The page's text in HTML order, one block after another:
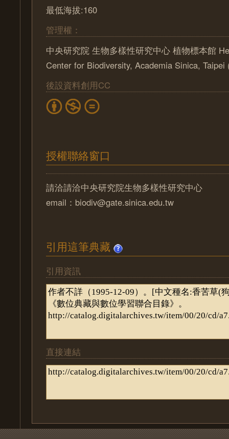
最低海拔:160
管理權：
中央研究院 生物多樣性研究中心 植物標本館
Center for Biodiversity, Academia Sinica, Taipei
後設資料創用CC
授權聯絡窗口
請洽請洽中央研究院生物多樣性研究中心
email：biodiv@gate.sinica.edu.tw
引用這筆典藏
引用資訊
直接連結